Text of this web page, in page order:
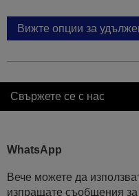
Вижте опции за
Свържете се с нас
WhatsApp
Вече можете да
изпращате съобщения